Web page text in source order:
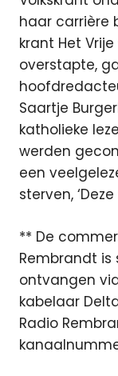
haar carrière
krant Het
overstapte,
Saartje
katholieke
werden
een
sterven,
** De
Rembrandt is
ontvangen
kabelaar
Radio